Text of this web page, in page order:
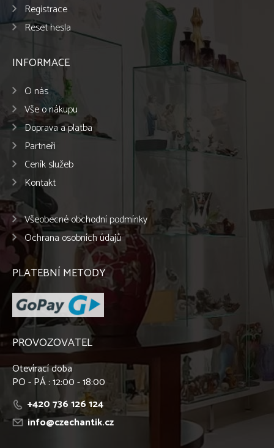
Registrace
Reset hesla
INFORMACE
O nás
Vše o nákupu
Doprava a platba
Partneři
Ceník služeb
Kontakt
Všeobecné obchodní podmínky
Ochrana osobních údajů
PLATEBNÍ METODY
PROVOZOVATEL
Otevírací doba
PO - PÁ : 12:00 - 18:00
+420 736 126 124
info@czechantik.cz